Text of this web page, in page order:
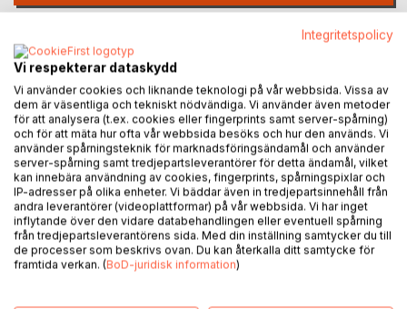
Recensera titel
BESKRIVNING
Boken innehåller texter med ackord skrivna av Mikael
Gårdhagen.
Integritetspolicy
Vi respekterar dataskydd
Vi använder cookies och liknande teknologi på vår webbsida. Vissa av
dem är väsentliga och tekniskt nödvändiga. Vi använder även metoder
för att analysera (t.ex. cookies eller fingerprints samt server-spårning)
och för att mäta hur ofta vår webbsida besöks och hur den används. Vi
använder spårningsteknik för marknadsföringsändamål och använder
server-spårning samt tredjepartsleverantörer för detta ändamål, vilket
kan innebära användning av cookies, fingerprints, spårningspixlar och
IP-adresser på olika enheter. Vi bäddar även in tredjepartsinnehåll från
andra leverantörer (videoplattformar) på vår webbsida. Vi har inget
inflytande över den vidare databehandlingen eller eventuell spårning
från tredjepartsleverantörens sida. Med din inställning samtycker du till
de processer som beskrivs ovan. Du kan återkalla ditt samtycke för
framtida verkan. (BoD-juridisk information)